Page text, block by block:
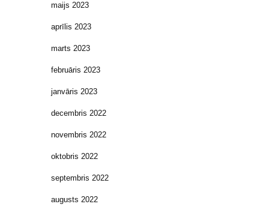
maijs 2023
aprīlis 2023
marts 2023
februāris 2023
janvāris 2023
decembris 2022
novembris 2022
oktobris 2022
septembris 2022
augusts 2022